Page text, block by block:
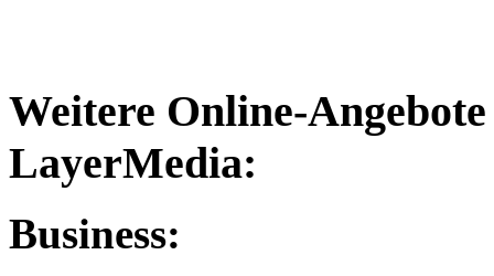
Weitere Online-Angebote
LayerMedia:
Business: